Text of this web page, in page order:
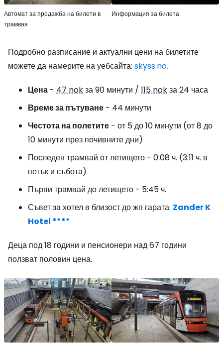
Автомат за продажба на билети в
трамвая
Информация за билета
Подробно разписание и актуални цени на билетите
можете да намерите на уебсайта: skyss.no.
Цена - 47 nokза 90 минути / 115 nokза 24 часа
Време за пътуване - 44 минути
Честота на полетите - от 5 до 10 минути (от 8 до
10 минути през почивните дни)
Последен трамвай от летището - 0:08 ч. (3:11 ч. в
петък и събота)
Първи трамвай до летището - 5:45 ч.
Съвет за хотел в близост до жп гарата: Zander K
Hotel ****
Деца под 18 години и пенсионери над 67 години
ползват половин цена.